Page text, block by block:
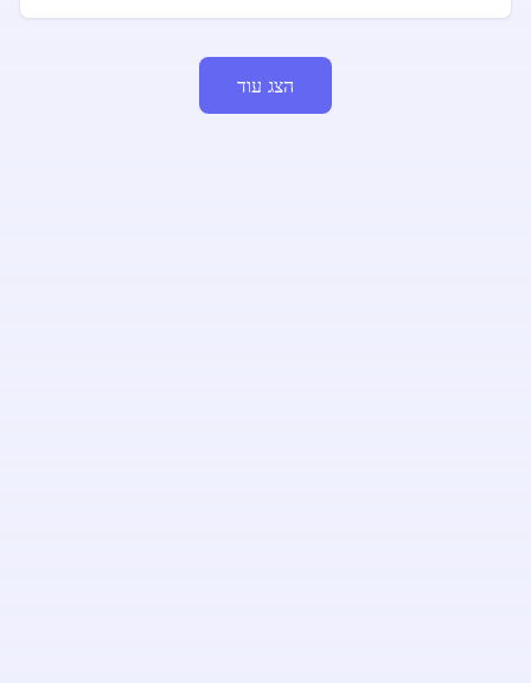
הצג עוד